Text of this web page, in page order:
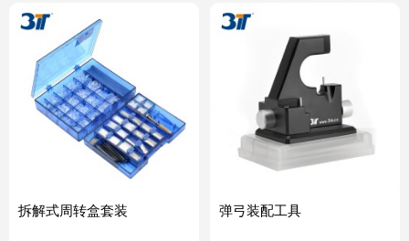
拆解式周转盒套装 弹弓装配工具